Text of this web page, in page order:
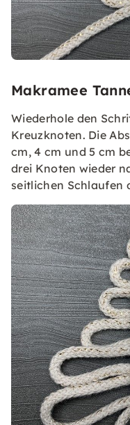
Makramee
Wiederhole den
Kreuzknoten. Die
cm, 4 cm und 5 cm
drei Knoten wieder
seitlichen Schlaufen